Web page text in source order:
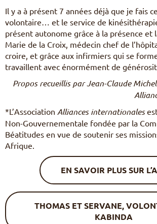
Il y a à présent 7 années déjà que je fais
volontaire… et le service de
présent autonome grâce à la présence et
Marie de la Croix, médecin chef de
croire, et grâce aux infirmiers qui se
travaillent avec énormément de
Propos recueillis par Jean-Claude Michel
*L’Association Alliances internationales
Non-Gouvernementale fondée par la
Béatitudes en vue de soutenir ses
Afrique.
EN SAVOIR PLUS SUR
THOMAS ET SERVANE,
KABINDA